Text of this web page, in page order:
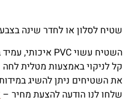
שטיח לסלון או לחדר שינה
השטיח עשוי PVC איכותי, עמיד במיוחד, מבודד חום וקור.
קל לניקוי באמצעות מטלית לחה
את השטיחים ניתן להשיג
שלחו לנו הודעה להצעת מחיר –